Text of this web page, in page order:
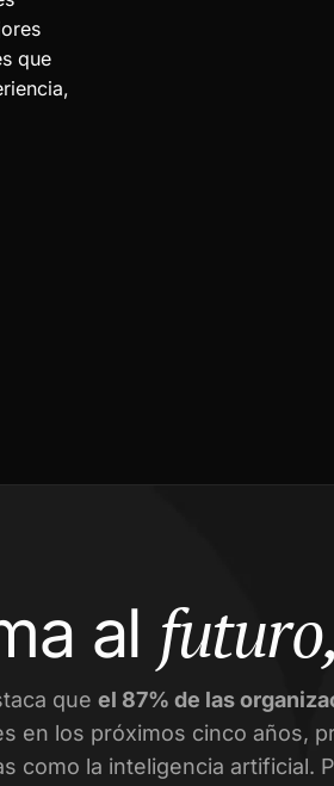
que
al futuro,
que el 87% de las
en los próximos cinco años,
como la inteligencia artificial.